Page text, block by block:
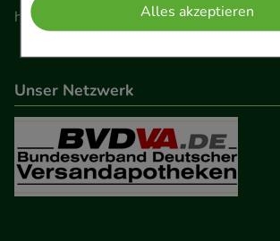
Komfort:Diese Cookies werden
Einkaufserlebnis noch ansprechender
beispielsweise für die
Besuchers oder unsere Seite an
Verhaltensweisen (z.B.
anzupassen. Komfort-Cookies
auch auf Ihre Bedürfnisse
anzuzeigen und unser
Alles akzeptieren
Unser Netzwerk